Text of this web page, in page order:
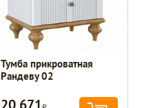
Тумба прикроватная
Рандеву 02
20 671Р